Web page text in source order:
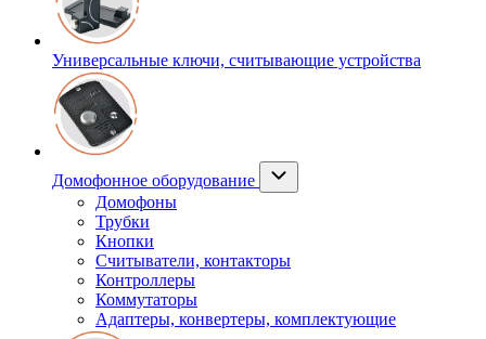
Универсальные ключи, считывающие устройства
Домофонное оборудование
Домофоны
Трубки
Кнопки
Считыватели, контакторы
Контроллеры
Коммутаторы
Адаптеры, конвертеры, комплектующие